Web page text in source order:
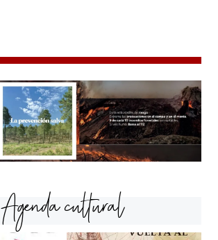
Agenda cultural